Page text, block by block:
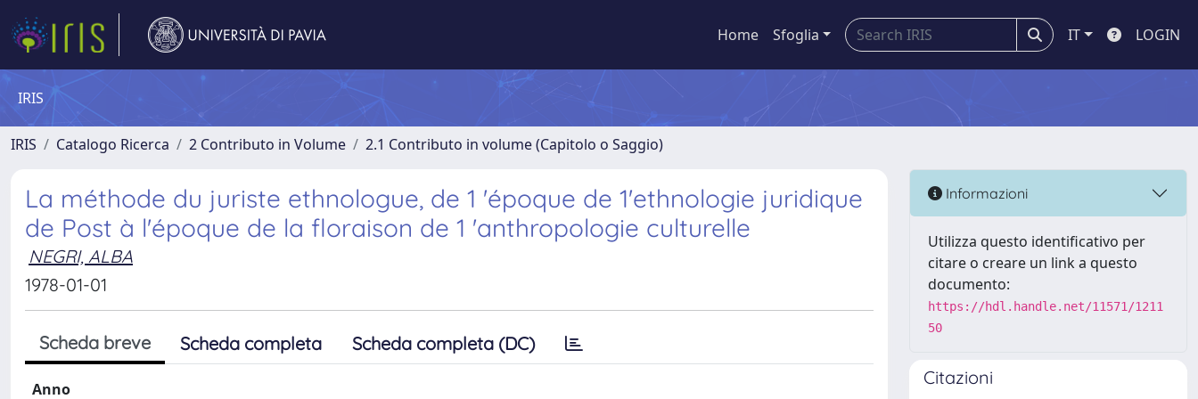
Home Sfoglia IT LOGIN
IRIS
IRIS Catalogo Ricerca 2 Contributo in Volume 2.1 Contributo in volume (Capitolo o Saggio)
La méthode du juriste ethnologue, de 1 'époque de 1'ethnologie juridique
de Post à l'époque de la floraison de 1 'anthropologie culturelle
NEGRI, ALBA
1978-01-01
Scheda breve Scheda completa Scheda completa (DC)
Anno
Informazioni
Utilizza questo identificativo per
citare o creare un link a questo
documento:
https://hdl.handle.net/11571/1211
50
Citazioni